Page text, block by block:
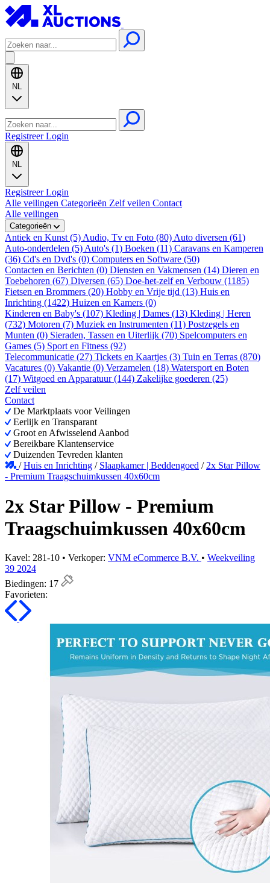
NL
RegistreerLogin
NL
RegistreerLogin
Alle veilingen Categorieën Zelf veilen Contact
Alle veilingen
Categorieën
Antiek en Kunst (5) Audio, Tv en Foto (80) Auto diversen (61)
Auto-onderdelen (5) Auto's (1) Boeken (11) Caravans en Kamperen
(36) Cd's en Dvd's (0) Computers en Software (50)
Contacten en Berichten (0) Diensten en Vakmensen (14) Dieren en
Toebehoren (67) Diversen (65) Doe-het-zelf en Verbouw (1185)
Fietsen en Brommers (20) Hobby en Vrije tijd (13) Huis en
Inrichting (1422) Huizen en Kamers (0)
Kinderen en Baby's (107) Kleding | Dames (13) Kleding | Heren
(732) Motoren (7) Muziek en Instrumenten (11) Postzegels en
Munten (0) Sieraden, Tassen en Uiterlijk (70) Spelcomputers en
Games (5) Sport en Fitness (92)
Telecommunicatie (27) Tickets en Kaartjes (3) Tuin en Terras (870)
Vacatures (0) Vakantie (0) Verzamelen (18) Watersport en Boten
(17) Witgoed en Apparatuur (144) Zakelijke goederen (25)
Zelf veilen
Contact
De Marktplaats voor Veilingen
Eerlijk en Transparant
Groot en Afwisselend Aanbod
Bereikbare Klantenservice
Duizenden Tevreden klanten
/Huis en Inrichting / Slaapkamer | Beddengoed / 2x Star Pillow
- Premium Traagschuimkussen 40x60cm
2x Star Pillow - Premium
Traagschuimkussen 40x60cm
Kavel: 281-10 • Verkoper: VNM eCommerce B.V. • Weekveiling
39 2024
Biedingen: 17
Favorieten: